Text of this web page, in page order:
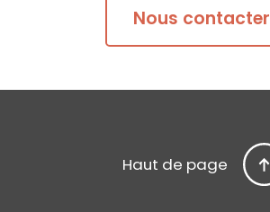
Nous contacter
Haut de page